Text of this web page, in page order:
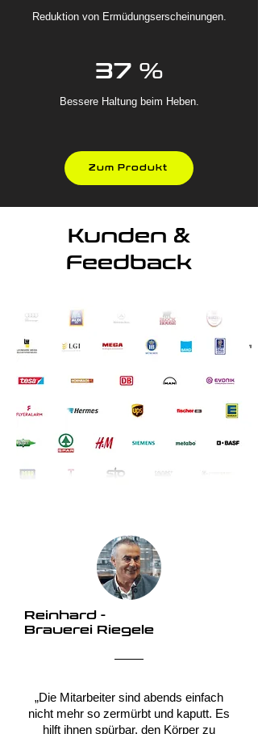
Reduktion von Ermüdungserscheinungen.
37 %
Bessere Haltung beim Heben.
Zum Produkt
Kunden &
Feedback
Reinhard -
Brauerei Riegele
„Die Mitarbeiter sind abends einfach
nicht mehr so zermürbt und kaputt. Es
hilft ihnen spürbar, den Körper zu